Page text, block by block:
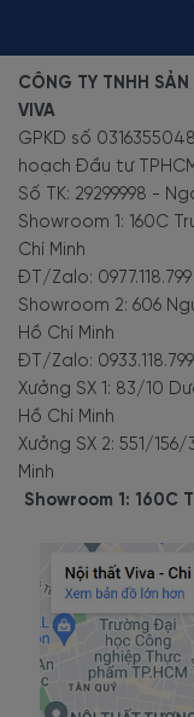
CÔNG TY TNHH
VIVA
GPKD số
hoạch Đầu tư
Số TK: 29299998 -
Showroom 1: 160C
Chí Minh
ĐT/Zalo:
Showroom 2: 606
Hồ Chí Minh
ĐT/Zalo:
Xưởng SX 1: 83/10
Hồ Chí Minh
Xưởng SX 2: 551/
Minh
Showroom 1: 160C